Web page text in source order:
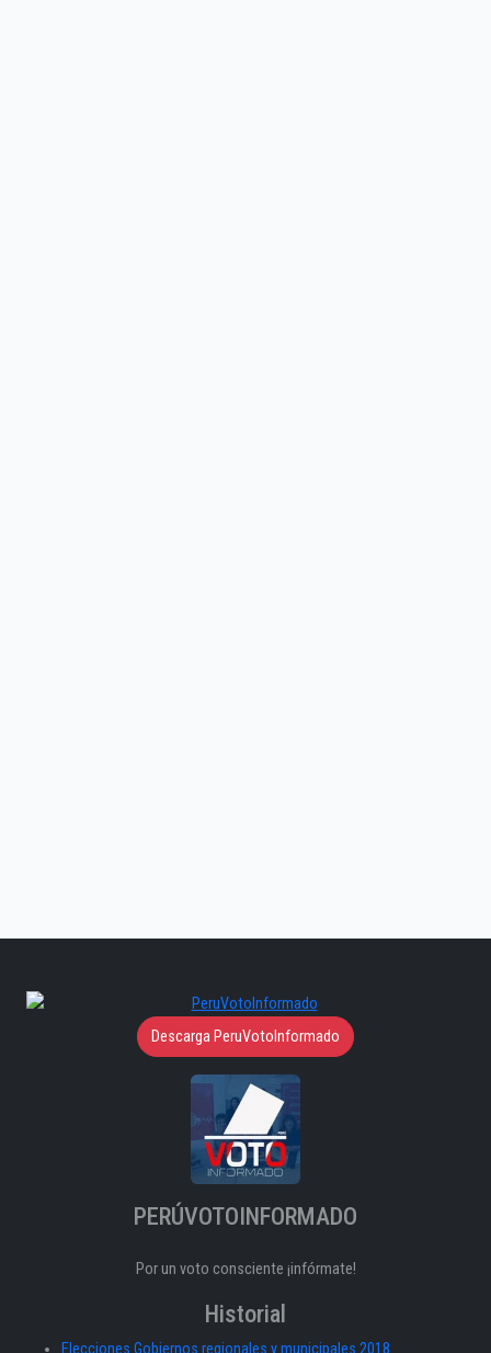
Descarga PeruVotoInformado
PERÚVOTOINFORMADO
Por un voto consciente ¡infórmate!
Historial